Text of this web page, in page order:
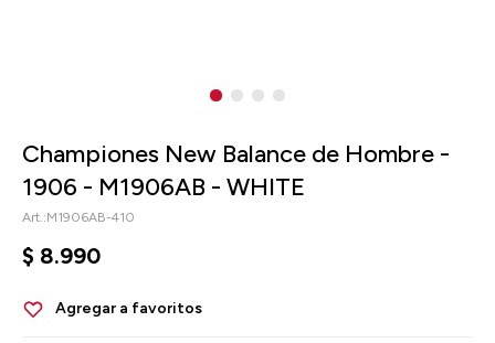
Championes New Balance de Hombre -
1906 - M1906AB - WHITE
M1906AB-410
$ 8.990